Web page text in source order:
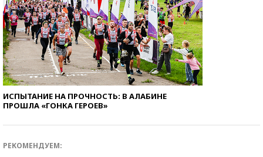
ИСПЫТАНИЕ НА ПРОЧНОСТЬ: В АЛАБИНЕ
ПРОШЛА «ГОНКА ГЕРОЕВ»
РЕКОМЕНДУЕМ: